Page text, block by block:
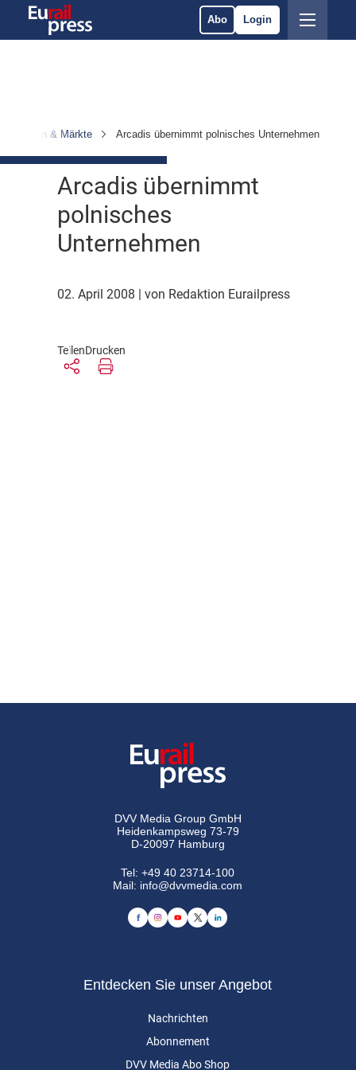
Abo Login
& Märkte Arcadis übernimmt polnisches Unternehmen
Arcadis übernimmt
polnisches
Unternehmen
02. April 2008 | von Redaktion Eurailpress
TeilenDrucken
DVV Media Group GmbH
Heidenkampsweg 73-79
D-20097 Hamburg
Tel:+49 40 23714-100
Mail: info@dvvmedia.com
Entdecken Sie unser Angebot
Nachrichten
Abonnement
DVV Media Abo Shop